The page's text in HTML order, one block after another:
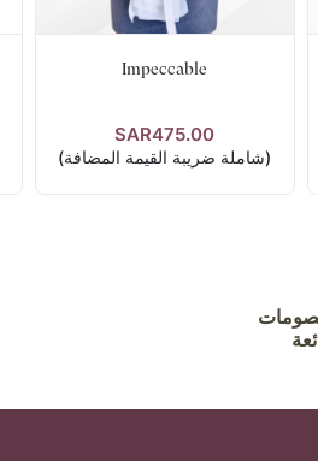
Impeccable
SAR475.00
(شاملة ضريبة القيمة المضافة)
عرض التفاصيل